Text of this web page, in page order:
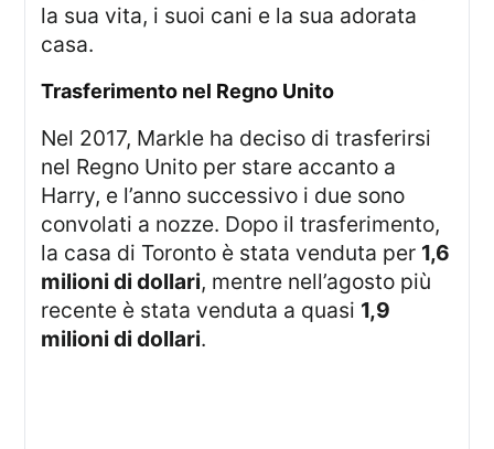
la sua vita, i suoi cani e la sua adorata
casa.
trasferimento nel Regno Unito
Nel 2017, Markle ha deciso di trasferirsi
nel Regno Unito per stare accanto a
Harry, e l’anno successivo i due sono
convolati a nozze. Dopo il trasferimento,
la casa di Toronto è stata venduta per 1,6
milioni di dollari, mentre nell’agosto più
recente è stata venduta a quasi 1,9
milioni di dollari.